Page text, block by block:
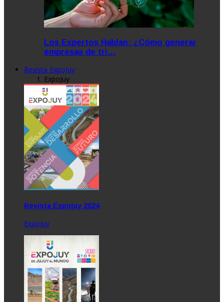
Los Expertos Hablan: ¿Cómo generar
empresas de tri…
Revista ExpoJuy
ExpoJuy
Revista Expojuy 2024
ExpoJuy